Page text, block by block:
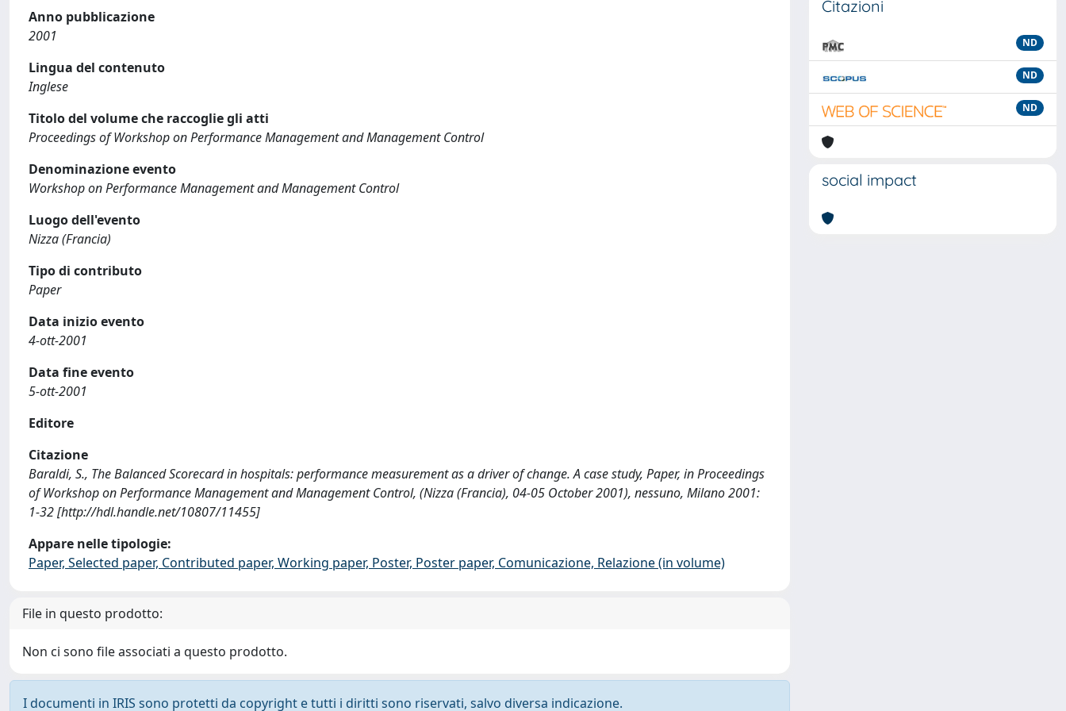
Anno pubblicazione
2001
Lingua del contenuto
Inglese
Titolo del volume che raccoglie gli atti
Proceedings of Workshop on Performance Management and Management Control
Denominazione evento
Workshop on Performance Management and Management Control
Luogo dell'evento
Nizza (Francia)
Tipo di contributo
Paper
Data inizio evento
4-ott-2001
Data fine evento
5-ott-2001
Editore
Citazione
Baraldi, S., The Balanced Scorecard in hospitals: performance measurement as a driver of change. A case study, Paper, in Proceedings
of Workshop on Performance Management and Management Control, (Nizza (Francia), 04-05 October 2001), nessuno, Milano 2001:
1-32 [http://hdl.handle.net/10807/11455]
Appare nelle tipologie:
Paper, Selected paper, Contributed paper, Working paper, Poster, Poster paper, Comunicazione, Relazione (in volume)
File in questo prodotto:
Non ci sono file associati a questo prodotto.
I documenti in IRIS sono protetti da copyright e tutti i diritti sono riservati, salvo diversa indicazione.
Citazioni
ND
ND
ND
social impact